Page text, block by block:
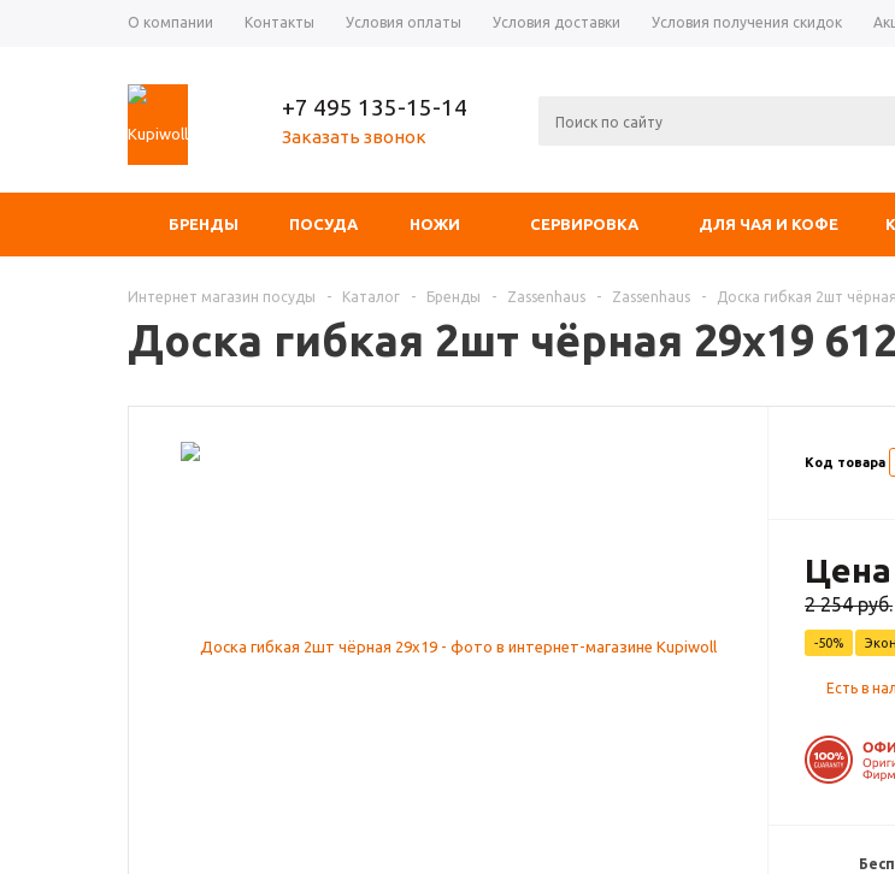
О компании Контакты Условия оплаты Условия доставки Условия получения скидок
+7 495 135-15-14
Заказать звонок
БРЕНДЫ ПОСУДА НОЖИ СЕРВИРОВКА ДЛЯ ЧАЯ И КОФЕ
Интернет магазин посуды - Каталог - Бренды - Zassenhaus - Zassenhaus - Доска гибкая 2шт
Доска гибкая 2шт чёрная 29х19
Код товара
Цена
2 254 руб.
-50%
Есть в